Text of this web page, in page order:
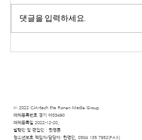
댓글을 입력하세요.
© 2022 CJArtech the Ronan Media Group
​매체등록번호 경기 아53490
​매체등록일 2022-12-20,
​발행인 및 편집인 : 한명륜
청소년보호 책임자/담당자: 한명인, 0504 135 7952(FAX)